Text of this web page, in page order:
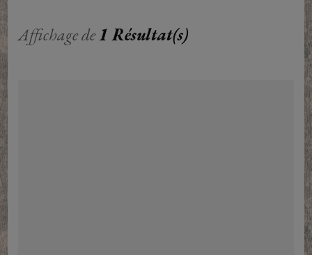
Affichage de1 Résultat(s)